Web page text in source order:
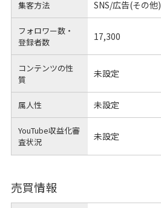
集客方法 SNS/広告(その他)
フォロワー数・
登録者数
17,300
コンテンツの性
質
未設定
属人性 未設定
YouTube収益化審
査状況
未設定
売買情報